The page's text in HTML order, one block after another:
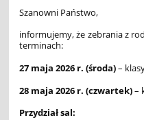
Szanowni Państwo,
informujemy, że zebrania z
terminach:
27 maja 2026 r. (środa)–
28 maja 2026 r. (czwartek)–
Przydział sal: